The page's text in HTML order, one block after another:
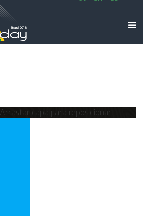
Arrastar capa para reposicionar